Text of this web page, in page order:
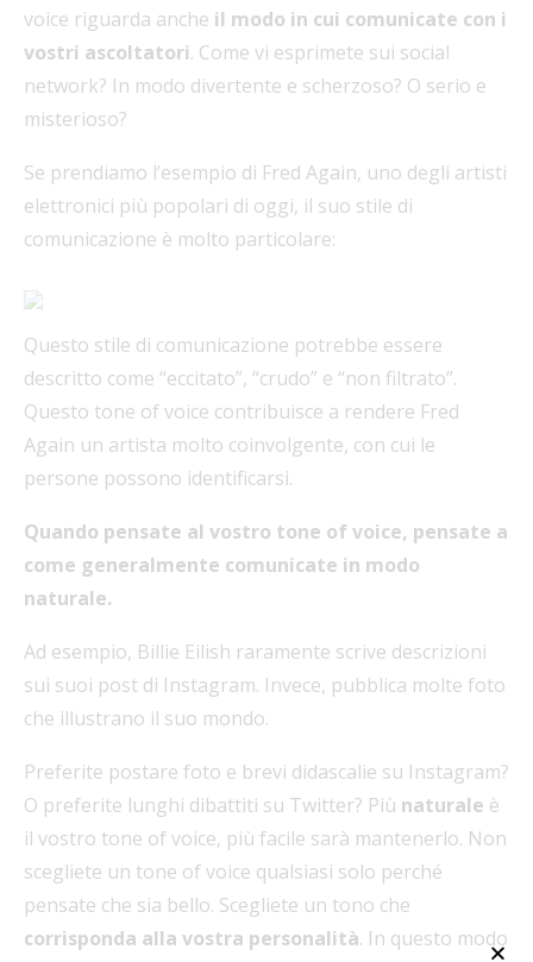
voice riguarda anche il modo in cui comunicate con i
vostri ascoltatori. Come vi esprimete sui social
network? In modo divertente e scherzoso? O serio e
misterioso?
Se prendiamo l’esempio di Fred Again, uno degli artisti
elettronici più popolari di oggi, il suo stile di
comunicazione è molto particolare:
Questo stile di comunicazione potrebbe essere
descritto come “eccitato”, “crudo” e “non filtrato”.
Questo tone of voice contribuisce a rendere Fred
Again un artista molto coinvolgente, con cui le
persone possono identificarsi.
Quando pensate al vostro tone of voice, pensate a
come generalmente comunicate in modo
naturale.
Ad esempio, Billie Eilish raramente scrive descrizioni
sui suoi post di Instagram. Invece, pubblica molte foto
che illustrano il suo mondo.
Preferite postare foto e brevi didascalie su Instagram?
O preferite lunghi dibattiti su Twitter? Più naturale è
il vostro tone of voice, più facile sarà mantenerlo. Non
scegliete un tone of voice qualsiasi solo perché
pensate che sia bello. Scegliete un tono che
corrisponda alla vostra personalità. In questo modo